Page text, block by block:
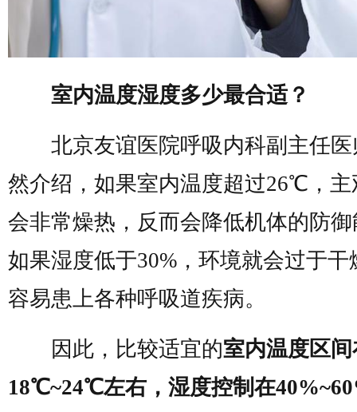
室内温度湿度多少最合适？
北京友谊医院呼吸内科副主任医
然介绍，如果室内温度超过26℃，主
会非常燥热，反而会降低机体的防
如果湿度低于30%，环境就会过于干
容易患上各种呼吸道疾病。
因此，比较适宜的室内温度区间
18℃~24℃左右，湿度控制在